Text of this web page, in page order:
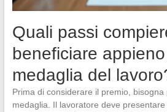
Quali passi
beneficiare
medaglia del
Prima di considerare il premio,
medaglia. Il lavoratore deve presentare